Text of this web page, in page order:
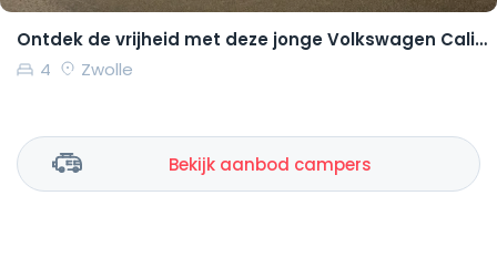
Ontdek de vrijheid met deze jonge Volkswagen California Coast
4
Zwolle
Bekijk aanbod campers